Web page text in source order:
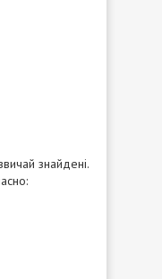
знайдені.